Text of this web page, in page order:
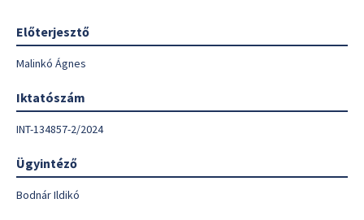
Előterjesztő
Malinkó Ágnes
Iktatószám
INT-134857-2/2024
Ügyintéző
Bodnár Ildikó